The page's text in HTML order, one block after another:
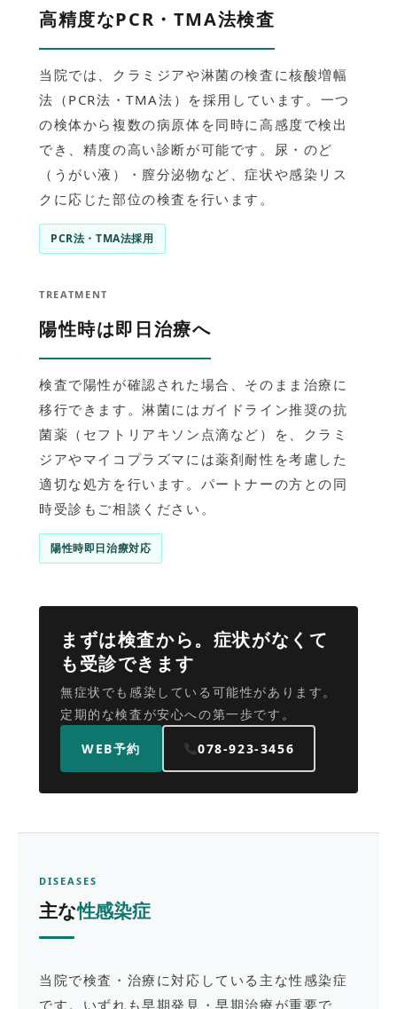
高精度なPCR・TMA法検査
当院では、クラミジアや淋菌の検査に核酸増幅
法（PCR法・TMA法）を採用しています。一つ
の検体から複数の病原体を同時に高感度で検出
でき、精度の高い診断が可能です。尿・のど
（うがい液）・膣分泌物など、症状や感染リス
クに応じた部位の検査を行います。
PCR法・TMA法採用
TREATMENT
陽性時は即日治療へ
検査で陽性が確認された場合、そのまま治療に
移行できます。淋菌にはガイドライン推奨の抗
菌薬（セフトリアキソン点滴など）を、クラミ
ジアやマイコプラズマには薬剤耐性を考慮した
適切な処方を行います。パートナーの方との同
時受診もご相談ください。
陽性時即日治療対応
まずは検査から。症状がなくて
も受診できます
無症状でも感染している可能性があります。
定期的な検査が安心への第一歩です。
WEB予約 078-923-3456
DISEASES
主な性感染症
当院で検査・治療に対応している主な性感染症
です。いずれも早期発見・早期治療が重要で